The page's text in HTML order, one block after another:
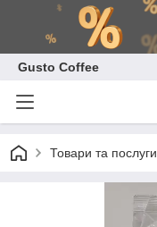
Gusto Coffee
Товари та послуги